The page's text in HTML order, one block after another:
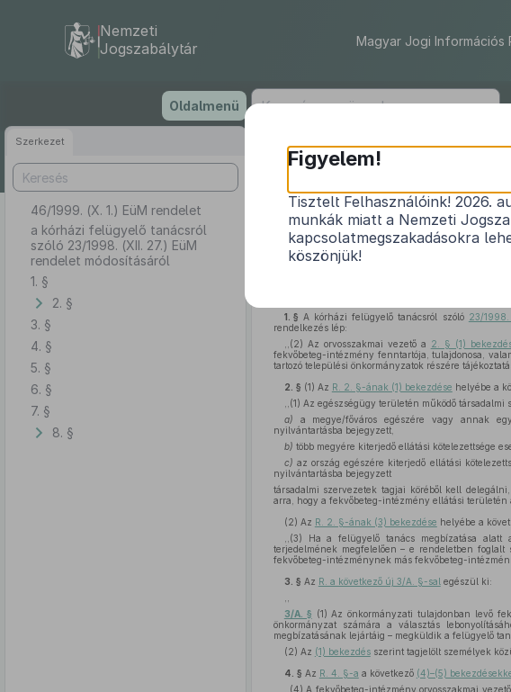
tartalomra
Nemzeti
Jogszabálytár
Magyar Jogi Információs
Oldalmenü
Szerkezet
46/1999. (X. 1.) EüM rendelet
a kórházi felügyelő tanácsról
szóló 23/1998. (XII. 27.) EüM
rendelet módosításáról
1. §
2. §
3. §
4. §
5. §
6. §
7. §
8. §
46/
a kórházi felügyelő
1. § A kórházi felügyelő tanácsról szóló 23/
rendelkezés lép:
,,(2) Az orvosszakmai vezető a 2. § (1)
fekvőbeteg-intézmény fenntartója, tulajdonosa,
tartozó települési önkormányzatok részére
2. § (1) Az R. 2. §-ának (1) bekezdése helyébe a
,,(1) Az egészségügy területén működő
a) a megye/főváros egészére vagy annak
nyilvántartásba bejegyzett,
b) több megyére kiterjedő ellátási kötelezettsége
c) az ország egészére kiterjedő ellátási
nyilvántartásba bejegyzett
társadalmi szervezetek tagjai köréből kell
arra, hogy a fekvőbeteg-intézmény ellátási
(2) Az R. 2. §-ának (3) bekezdése helyébe a
,,(3) Ha a felügyelő tanács megbízatása alatt
terjedelmének megfelelően – e rendeletben
fekvőbeteg-intézménynek más fekvőbeteg-
3. § Az R. a következő új 3/A. §-sal egészül ki:
3/A. § (1) Az önkormányzati tulajdonban levő
önkormányzat számára a választás
megbízatásának lejártáig – megküldik a felügyelő
(2) Az (1) bekezdésszerint tagjelölt személyek
4. § Az R. 4. §-a a következő (4)–(5)
,,(4) A fekvőbeteg-intézmény orvosszakmai
Figyelem!
Tisztelt Felhasználóink! 2026.
munkák miatt a Nemzeti
kapcsolatmegszakadásokra
köszönjük!